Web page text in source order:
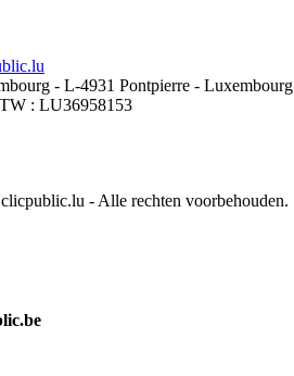
- L-4931 Pontpierre - Luxembourg
: LU36958153
- Alle rechten voorbehouden.